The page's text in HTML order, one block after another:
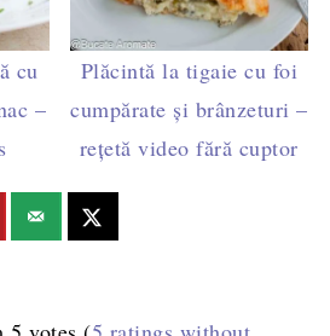
cu
–
Plăcintă la tigaie cu foi
cumpărate și brânzeturi –
rețetă video fără cuptor